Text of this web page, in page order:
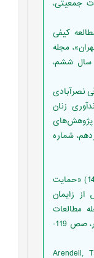
جمعیتی،
شهابی (1396) «مطالعه کیفی
مجله
سال ششم،
زنان
شماره
منظری توکلی، سیما و سوده مقصودی (1402) «حمایت
زایمان
مطالعات
اجتماعی ایران، دوره هفدهم، شماره 1، بهار، صص 119-
Arendell,